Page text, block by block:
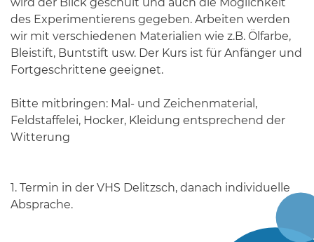
des Experimentierens gegeben. Arbeiten werden
wir mit verschiedenen Materialien wie z.B. Ölfarbe,
Bleistift, Buntstift usw. Der Kurs ist für Anfänger und
Fortgeschrittene geeignet.
Bitte mitbringen: Mal- und Zeichenmaterial,
Feldstaffelei, Hocker, Kleidung entsprechend der
Witterung
1. Termin in der VHS Delitzsch, danach individuelle
Absprache.